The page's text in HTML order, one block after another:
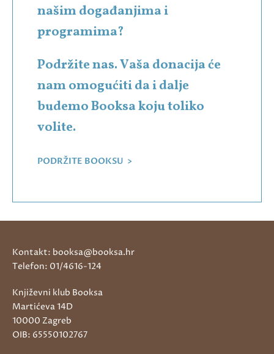
našim događanjima i
programima?
Podržite nas. Vaša donacija će
nam omogućiti da i dalje
budemo Booksa koju toliko
volite.
PODRŽITE BOOKSU >
Kontakt: booksa@booksa.hr
Telefon: 01/4616-124
Književni klub Booksa
Martićeva 14D
10000 Zagreb
OIB: 65550102767